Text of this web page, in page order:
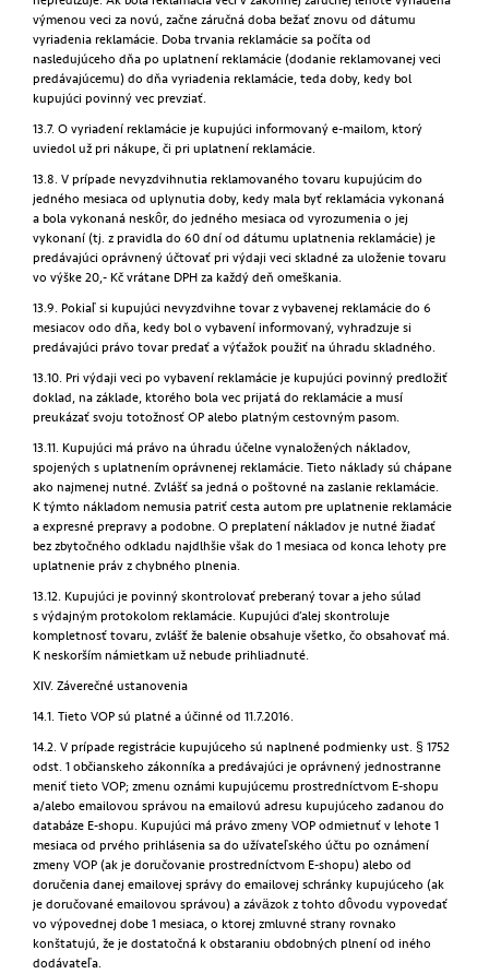
výmenou veci za novú, začne záručná doba bežať znovu od dátumu
vyriadenia reklamácie. Doba trvania reklamácie sa počíta od
nasledujúceho dňa po uplatnení reklamácie (dodanie reklamovanej veci
predávajúcemu) do dňa vyriadenia reklamácie, teda doby, kedy bol
kupujúci povinný vec prevziať.
13.7. O vyriadení reklamácie je kupujúci informovaný e-mailom, ktorý
uviedol už pri nákupe, či pri uplatnení reklamácie.
13.8. V prípade nevyzdvihnutia reklamovaného tovaru kupujúcim do
jedného mesiaca od uplynutia doby, kedy mala byť reklamácia vykonaná
a bola vykonaná neskôr, do jedného mesiaca od vyrozumenia o jej
vykonaní (tj. z pravidla do 60 dní od dátumu uplatnenia reklamácie) je
predávajúci oprávnený účtovať pri výdaji veci skladné za uloženie tovaru
vo výške 20,- Kč vrátane DPH za každý deň omeškania.
13.9. Pokiaľ si kupujúci nevyzdvihne tovar z vybavenej reklamácie do 6
mesiacov odo dňa, kedy bol o vybavení informovaný, vyhradzuje si
predávajúci právo tovar predať a výťažok použiť na úhradu skladného.
13.10. Pri výdaji veci po vybavení reklamácie je kupujúci povinný predložiť
doklad, na základe, ktorého bola vec prijatá do reklamácie a musí
preukázať svoju totožnosť OP alebo platným cestovným pasom.
13.11. Kupujúci má právo na úhradu účelne vynaložených nákladov,
spojených s uplatnením oprávnenej reklamácie. Tieto náklady sú chápane
ako najmenej nutné. Zvlášť sa jedná o poštovné na zaslanie reklamácie.
K týmto nákladom nemusia patriť cesta autom pre uplatnenie reklamácie
a expresné prepravy a podobne. O preplatení nákladov je nutné žiadať
bez zbytočného odkladu najdlhšie však do 1 mesiaca od konca lehoty pre
uplatnenie práv z chybného plnenia.
13.12. Kupujúci je povinný skontrolovať preberaný tovar a jeho súlad
s výdajným protokolom reklamácie. Kupujúci ďalej skontroluje
kompletnosť tovaru, zvlášť že balenie obsahuje všetko, čo obsahovať má.
K neskorším námietkam už nebude prihliadnuté.
XIV. Záverečné ustanovenia
14.1. Tieto VOP sú platné a účinné od 11.7.2016.
14.2. V prípade registrácie kupujúceho sú naplnené podmienky ust. § 1752
odst. 1 občianskeho zákonníka a predávajúci je oprávnený jednostranne
meniť tieto VOP; zmenu oznámi kupujúcemu prostredníctvom E-shopu
a/alebo emailovou správou na emailovú adresu kupujúceho zadanou do
databáze E-shopu. Kupujúci má právo zmeny VOP odmietnuť v lehote 1
mesiaca od prvého prihlásenia sa do užívateľského účtu po oznámení
zmeny VOP (ak je doručovanie prostredníctvom E-shopu) alebo od
doručenia danej emailovej správy do emailovej schránky kupujúceho (ak
je doručované emailovou správou) a záväzok z tohto dôvodu vypovedať
vo výpovednej dobe 1 mesiaca, o ktorej zmluvné strany rovnako
konštatujú, že je dostatočná k obstaraniu obdobných plnení od iného
dodávateľa.